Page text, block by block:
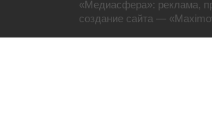
«Медиасфера»: реклама,
создание сайта —